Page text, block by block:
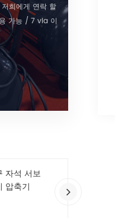
희에게 연락 할
가능 / 7 via 이
자석 서보
압축기